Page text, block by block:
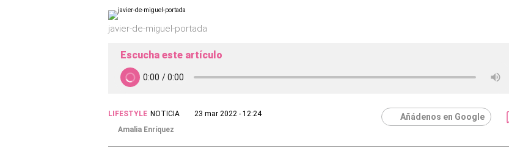
javier-de-miguel-portada
Escucha este artículo
LIFESTYLE NOTICIA
23 mar 2022 - 12:24
Amalia Enríquez
Añádenos en Google